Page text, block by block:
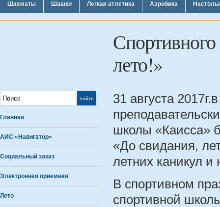
Шахматы Шашки Легкая атлетика Аэробика
лето!»
Главная
АИС «Навигатор»
Социальный заказ
Электронная приемная
Лето
31 августа
школы «Каисса»
«До свидания,
летних каникул и
В спортивном
спортивной